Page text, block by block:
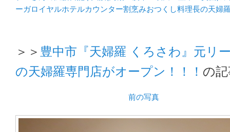
ーガロイヤルホテルカウンター割烹みおつくし料理長の天婦
＞＞ 豊中市『天婦羅 くろさわ』元リ
の天婦羅専門店がオープン！！！ の
前の写真